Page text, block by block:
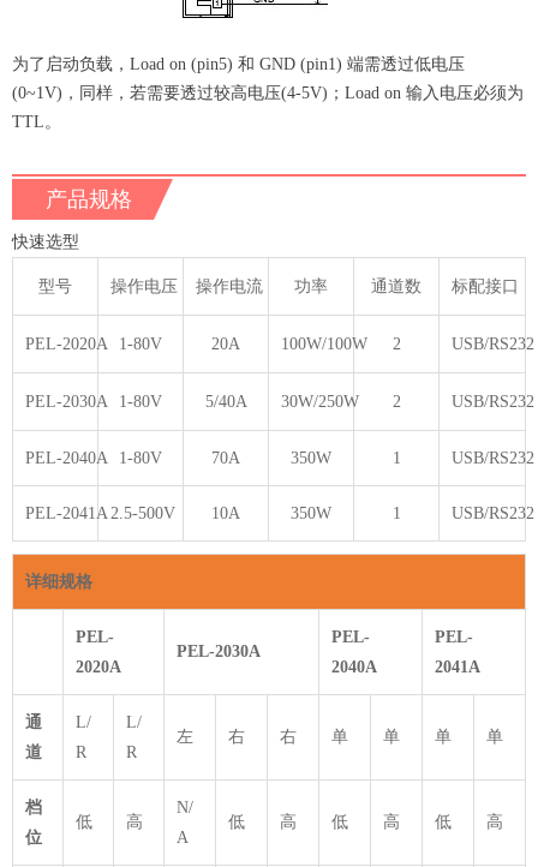
为了启动负载，Load on (pin5) 和 GND (pin1) 端需透过低电压
(0~1V)，同样，若需要透过较高电压(4-5V)；Load on 输入电压必须为
TTL。
产品规格
快速选型
型号 操作电压 操作电流 功率 通道数 标配接口
PEL-2020A 1-80V 20A 100W/100W 2 USB/RS232
PEL-2030A 1-80V 5/40A 30W/250W 2 USB/RS232
PEL-2040A 1-80V 70A 350W 1 USB/RS232
PEL-2041A 2.5-500V 10A 350W 1 USB/RS232
详细规格
PEL-
2020A
PEL-2030A
PEL-
2040A
PEL-
2041A
通
道
L/
R
L/
R
左 右 右 单 单 单 单
档
位
低 高
N/
A
低 高 低 高 低 高